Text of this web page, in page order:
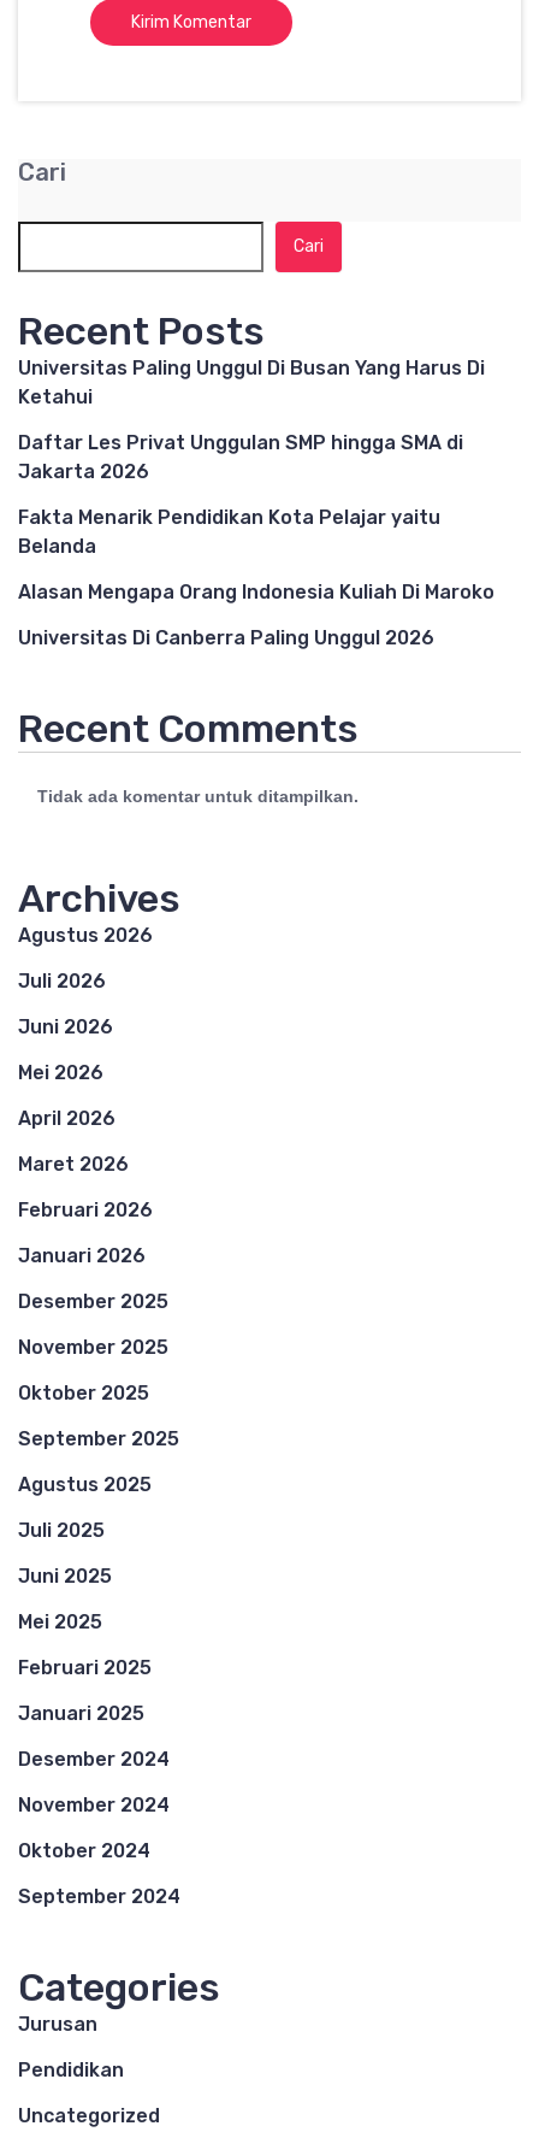
Cari
Cari
Recent Posts
Universitas Paling Unggul Di Busan Yang Harus Di
Ketahui
Daftar Les Privat Unggulan SMP hingga SMA di
Jakarta 2026
Fakta Menarik Pendidikan Kota Pelajar yaitu
Belanda
Alasan Mengapa Orang Indonesia Kuliah Di Maroko
Universitas Di Canberra Paling Unggul 2026
Recent Comments
Tidak ada komentar untuk ditampilkan.
Archives
Agustus 2026
Juli 2026
Juni 2026
Mei 2026
April 2026
Maret 2026
Februari 2026
Januari 2026
Desember 2025
November 2025
Oktober 2025
September 2025
Agustus 2025
Juli 2025
Juni 2025
Mei 2025
Februari 2025
Januari 2025
Desember 2024
November 2024
Oktober 2024
September 2024
Categories
Jurusan
Pendidikan
Uncategorized